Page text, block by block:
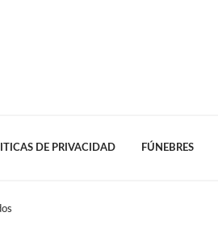
DE PRIVACIDAD FÚNEBRES